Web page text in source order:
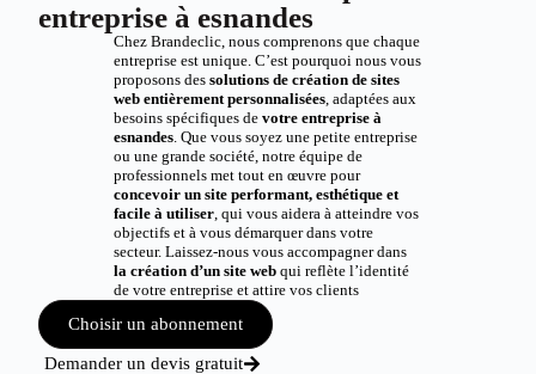
entreprise à esnandes
Chez Brandeclic, nous comprenons que chaque
entreprise est unique. C’est pourquoi nous vous
proposons des solutions de création de sites
web entièrement personnalisées, adaptées aux
besoins spécifiques de votre entreprise à
esnandes. Que vous soyez une petite entreprise
ou une grande société, notre équipe de
professionnels met tout en œuvre pour
concevoir un site performant, esthétique et
facile à utiliser, qui vous aidera à atteindre vos
objectifs et à vous démarquer dans votre
secteur. Laissez-nous vous accompagner dans
la création d’un site webqui reflète l’identité
de votre entreprise et attire vos clients
Choisir un abonnement
Demander un devis gratuit